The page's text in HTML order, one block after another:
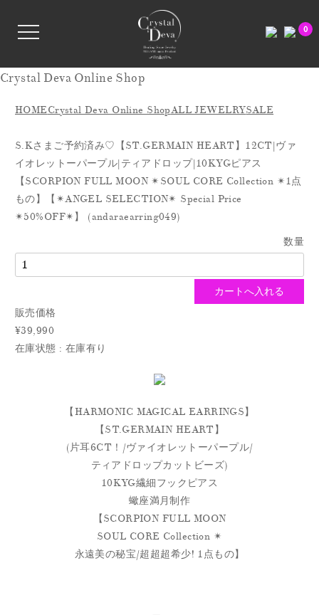
0
Crystal Deva Online Shop
HOMECrystal Deva Online ShopALL JEWELRYSALE
S.Kさまご予約済み♡【ST.GERMAIN HEART】12CT|ヴァ
イオレットーパープル|ティアドロップ|10KYGピアス
【SCORPION FULL MOON ✴︎SOUL CORE Collection ✴︎1点
もの】【✴︎ANGEL SELECTION✴︎ Special Price
✴︎50%OFF✴︎】 (andaraearring049)
数量
販売価格
¥39,990
在庫状態 : 在庫有り
【HARMONIC MAGICAL EARRINGS】
【ST.GERMAIN HEART】
(片耳6CT！/ヴァイオレットーパープル/
ティアドロップカットビーズ)
10KYG繊細フックピアス
蠍座満月制作
【SCORPION FULL MOON
SOUL CORE Collection ✴︎
永遠美の秘宝/超超超希少! 1点もの】